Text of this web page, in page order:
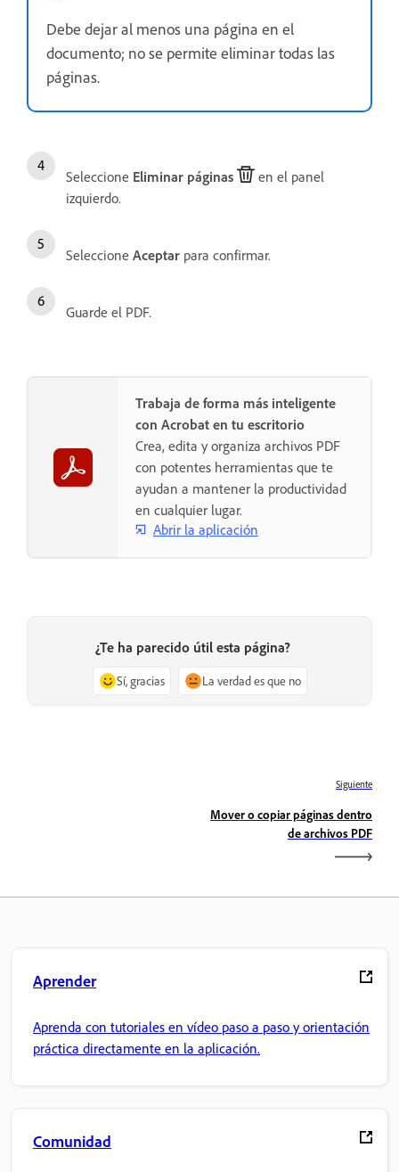
Debe dejar al menos una página en el
documento; no se permite eliminar todas las
páginas.
Seleccione Eliminar páginas
en el panel
izquierdo.
Seleccione Aceptar para confirmar.
Guarde el PDF.
Trabaja de forma más inteligente
con Acrobat en tu escritorio
Crea, edita y organiza archivos PDF
con potentes herramientas que te
ayudan a mantener la productividad
en cualquier lugar.
Abrir la aplicación
¿Te ha parecido útil esta página?
Sí, gracias La verdad es que no
Siguiente
Mover o copiar páginas dentro
de archivos PDF
Aprender
Aprenda con tutoriales en vídeo paso a paso y orientación
práctica directamente en la aplicación.
Comunidad